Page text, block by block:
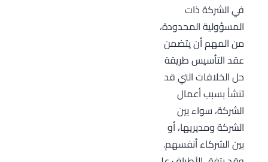
في الشركة ذات
المسؤولية المحدودة،
من المهم أن يتضمن
عقد التأسيس طريقة
حل الخلافات التي قد
تنشأ بسبب أعمال
الشركة، سواء بين
الشركة ومديريها، أو
بين الشركاء أنفسهم.